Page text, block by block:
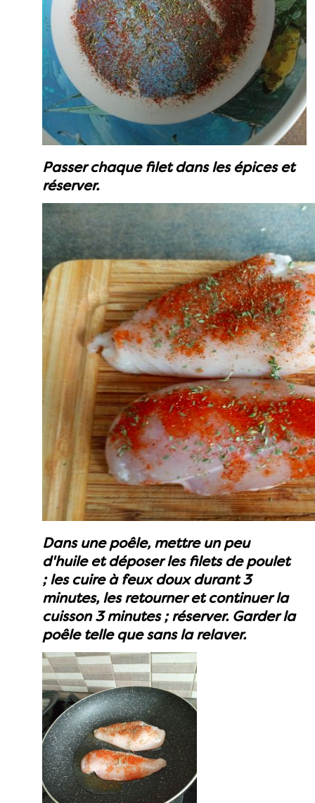
Passer chaque filet dans les épices et
réserver.
Dans une poêle, mettre un peu
d'huile et déposer les filets de poulet
; les cuire à feux doux durant 3
minutes, les retourner et continuer la
cuisson 3 minutes ; réserver. Garder la
poêle telle que sans la relaver.